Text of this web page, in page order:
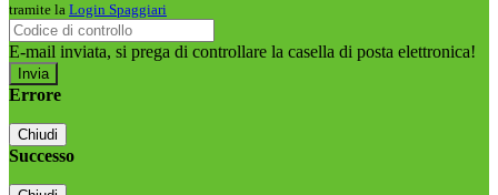
tramite la Login Spaggiari
E-mail inviata, si prega di controllare la casella di posta elettronica!
Errore
Chiudi
Successo